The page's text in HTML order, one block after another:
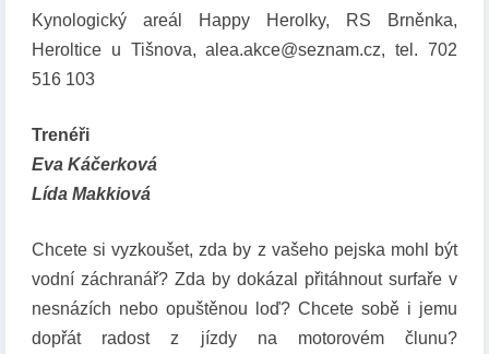
Kynologický areál Happy Herolky, RS Brněnka,
Heroltice u Tišnova, alea.akce@seznam.cz, tel. 702
516 103
Trenéři
Eva Káčerková
Lída Makkiová
Chcete si vyzkoušet, zda by z vašeho pejska mohl být
vodní záchranář? Zda by dokázal přitáhnout surfaře v
nesnázích nebo opuštěnou loď? Chcete sobě i jemu
dopřát radost z jízdy na motorovém člunu?